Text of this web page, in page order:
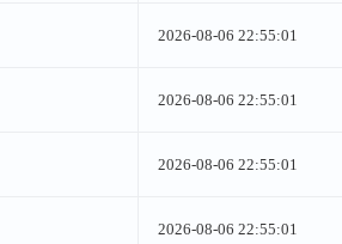
2026-08-06 22:55:01
2026-08-06 22:55:01
2026-08-06 22:55:01
2026-08-06 22:55:01